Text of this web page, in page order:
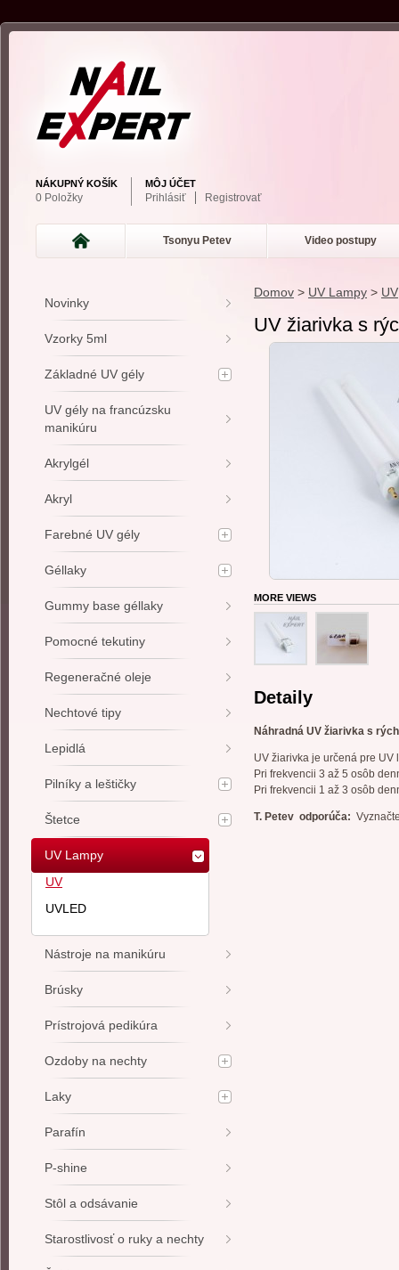
NÁKUPNÝ KOŠÍK
0 Položky
MÔJ ÚČET
Prihlásiť Registrovať
Tsonyu Petev Video postupy
Domov > UV Lampy > UV
UV žiarivka s
MORE VIEWS
Detaily
Náhradná UV žiarivka s
UV žiarivka je určená pre UV
Pri frekvencii 3 až 5 osôb
Pri frekvencii 1 až 3 osôb
T. Petev odporúča:
Novinky
Vzorky 5ml
Základné UV gély
UV gély na francúzsku
manikúru
Akrylgél
Akryl
Farebné UV gély
Géllaky
Gummy base géllaky
Pomocné tekutiny
Regeneračné oleje
Nechtové tipy
Lepidlá
Pilníky a leštičky
Štetce
UV Lampy
UV
UVLED
Nástroje na manikúru
Brúsky
Prístrojová pedikúra
Ozdoby na nechty
Laky
Parafín
P-shine
Stôl a odsávanie
Starostlivosť o ruky a nechty